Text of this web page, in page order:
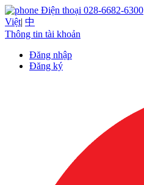
Điện thoại 028-6682-6300
Việt| 中
Thông tin tài khoản
Đăng nhập
Đăng ký